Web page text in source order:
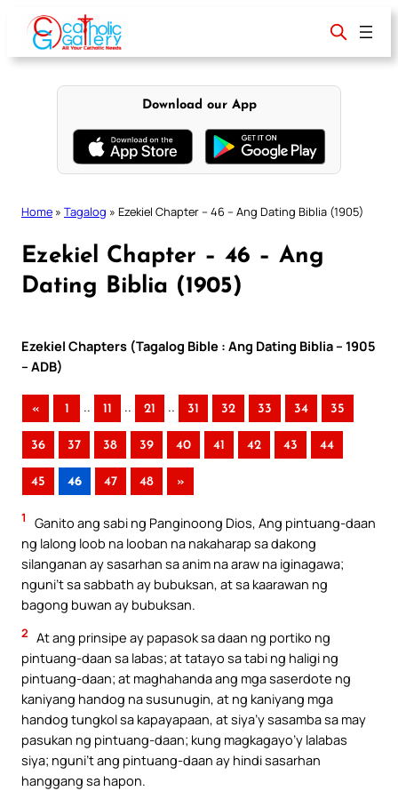
content
Download our App
Home » Tagalog » Ezekiel Chapter – 46 – Ang Dating Biblia (1905)
Ezekiel Chapter – 46 – Ang
Dating Biblia (1905)
Ezekiel Chapters (Tagalog Bible : Ang Dating Biblia – 1905
– ADB)
« 1 .. 11 .. 21 .. 31 32 33 34 35
36 37 38 39 40 41 42 43 44
45 46 47 48 »
1
Ganito ang sabi ng Panginoong Dios, Ang pintuang-daan
ng lalong loob na looban na nakaharap sa dakong
silanganan ay sasarhan sa anim na araw na iginagawa;
nguni’t sa sabbath ay bubuksan, at sa kaarawan ng
bagong buwan ay bubuksan.
2 At ang prinsipe ay papasok sa daan ng portiko ng
pintuang-daan sa labas; at tatayo sa tabi ng haligi ng
pintuang-daan; at maghahanda ang mga saserdote ng
kaniyang handog na susunugin, at ng kaniyang mga
handog tungkol sa kapayapaan, at siya’y sasamba sa may
pasukan ng pintuang-daan; kung magkagayo’y lalabas
siya; nguni’t ang pintuang-daan ay hindi sasarhan
hanggang sa hapon.